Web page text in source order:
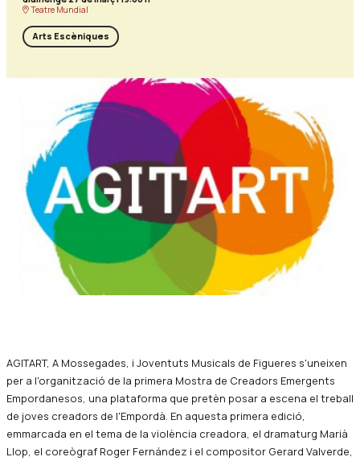
Teatre Mundial
Arts Escèniques
AGITART, A Mossegades, i Joventuts Musicals de Figueres s'uneixen
per a l'organització de la primera Mostra de Creadors Emergents
Empordanesos, una plataforma que pretèn posar a escena el treball
de joves creadors de l'Empordà. En aquesta primera edició,
emmarcada en el tema de la violència creadora, el dramaturg Marià
Llop, el coreògraf Roger Fernández i el compositor Gerard Valverde,